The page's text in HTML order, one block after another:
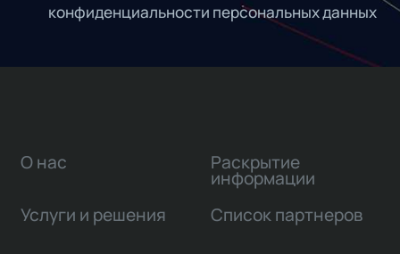
конфиденциальности персональных данных
О нас
Услуги и решения
Раскрытие
информации
Список партнеров